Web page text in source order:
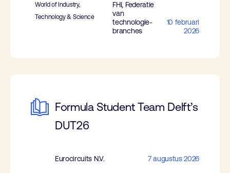
World of Industry,
Technology & Science
FHI, Federatie
van
technologie-
branches
10 februari
2026
Formula Student Team Delft’s
DUT26
Eurocircuits N.V. 7 augustus 2026